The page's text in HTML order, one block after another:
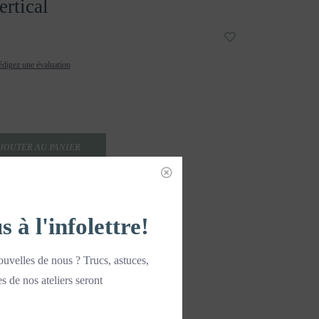
une évaluation
AU PANIER
IMG-3274à l'infolettre!
de nous ? Trucs, astuces,
de nos ateliers seront